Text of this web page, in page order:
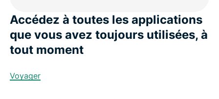
Accédez à toutes les applications
que vous avez toujours utilisées, à
tout moment
Voyager